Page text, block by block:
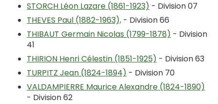
STORCH Léon Lazare (1861-1923) - Division 07
THEVES Paul (1882-1963), - Division 66
THIBAUT Germain Nicolas (1799-1878) - Division
41
THIRION Henri Célestin (1851-1925) - Division 63
TURPITZ Jean (1824-1894) - Division 70
VALDAMPIERRE Maurice Alexandre (1824-1890)
- Division 62